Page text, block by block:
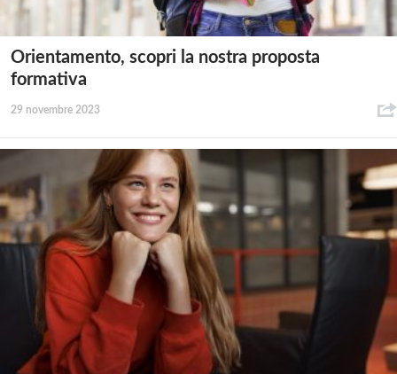
Orientamento, scopri la nostra proposta
formativa
29 novembre 2023